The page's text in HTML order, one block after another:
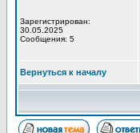
Зарегистрирован:
30.05.2025
Сообщения: 5
Вернуться к началу